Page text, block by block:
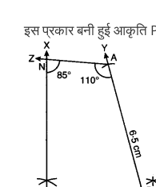
इस प्रकार बनी हुई आकृति